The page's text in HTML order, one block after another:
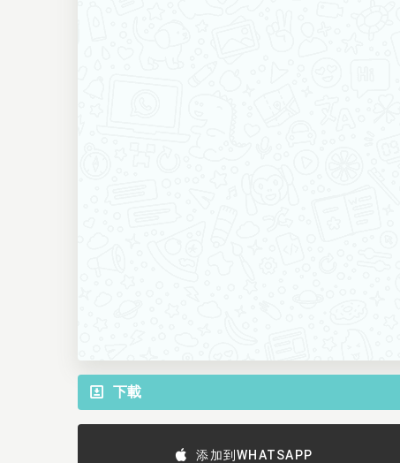
下載
添加到WHATSAPP